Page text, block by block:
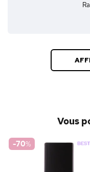
Vous
-70%